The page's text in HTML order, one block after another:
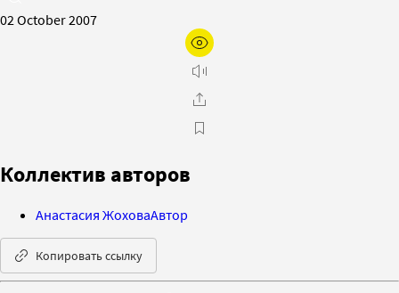
02 October 2007
Коллектив авторов
Анастасия ЖоховаАвтор
Копировать ссылку